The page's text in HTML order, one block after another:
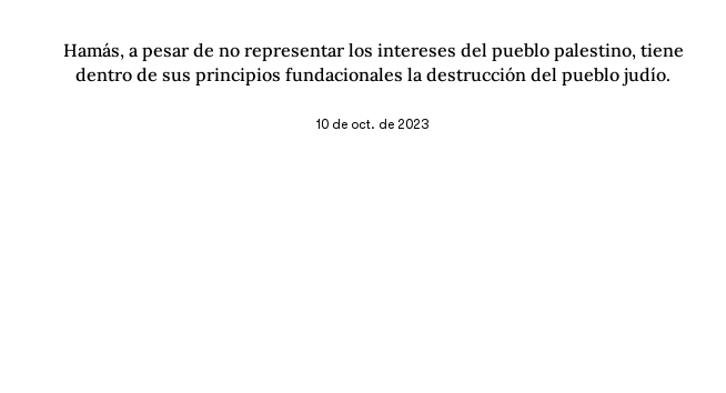
Hamás, a pesar de no representar los intereses del pueblo palestino, tiene
dentro de sus principios fundacionales la destrucción del pueblo judío.
10 de oct. de 2023